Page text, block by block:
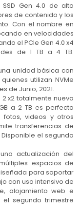
Gen 4.0 de alto
de contenido y los
Con el nombre en
en velocidades
el PCIe Gen 4.0 x4
de 1 TB a 4 TB.
unidad básica con
utilizan NVMe
de Junio, 2021.
2 x2 totalmente nueva
a 2 TB es perfecta
videos y otros
transferencias de
el segundo
actualización del
espacios de
para soportar
con uso intensivo de
alojamiento web e
el segundo trimestre